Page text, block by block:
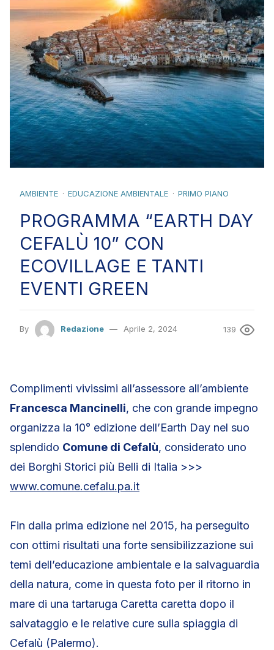
AMBIENTE EDUCAZIONE AMBIENTALE PRIMO PIANO
PROGRAMMA “EARTH DAY
CEFALÙ 10” CON
ECOVILLAGE E TANTI
EVENTI GREEN
By Redazione Aprile 2, 2024 139
Complimenti vivissimi all’assessore all’ambiente
Francesca Mancinelli, che con grande impegno
organizza la 10° edizione dell’Earth Day nel suo
splendido Comune di Cefalù, considerato uno
dei Borghi Storici più Belli di Italia >>>
www.comune.cefalu.pa.it
Fin dalla prima edizione nel 2015, ha perseguito
con ottimi risultati una forte sensibilizzazione sui
temi dell’educazione ambientale e la salvaguardia
della natura, come in questa foto per il ritorno in
mare di una tartaruga Caretta caretta dopo il
salvataggio e le relative cure sulla spiaggia di
Cefalù (Palermo).